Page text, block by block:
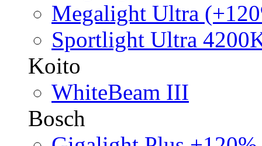
Megalight Ultra
Sportlight Ultra
Koito
WhiteBeam III
Bosch